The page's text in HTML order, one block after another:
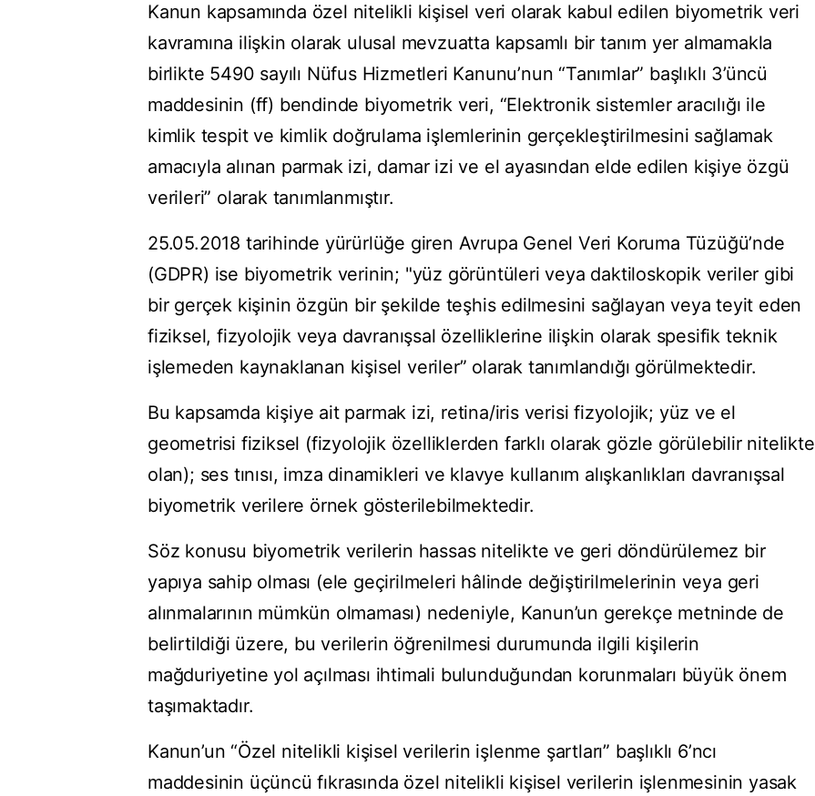
Kanun kapsamında özel nitelikli kişisel veri olarak kabul edilen biyometrik veri
kavramına ilişkin olarak ulusal mevzuatta kapsamlı bir tanım yer almamakla
birlikte 5490 sayılı Nüfus Hizmetleri Kanunu’nun “Tanımlar” başlıklı 3’üncü
maddesinin (ff) bendinde biyometrik veri, “Elektronik sistemler aracılığı ile
kimlik tespit ve kimlik doğrulama işlemlerinin gerçekleştirilmesini sağlamak
amacıyla alınan parmak izi, damar izi ve el ayasından elde edilen kişiye özgü
verileri” olarak tanımlanmıştır.
25.05.2018 tarihinde yürürlüğe giren Avrupa Genel Veri Koruma Tüzüğü’nde
(GDPR) ise biyometrik verinin; "yüz görüntüleri veya daktiloskopik veriler gibi
bir gerçek kişinin özgün bir şekilde teşhis edilmesini sağlayan veya teyit eden
fiziksel, fizyolojik veya davranışsal özelliklerine ilişkin olarak spesifik teknik
işlemeden kaynaklanan kişisel veriler” olarak tanımlandığı görülmektedir.
Bu kapsamda kişiye ait parmak izi, retina/iris verisi fizyolojik; yüz ve el
geometrisi fiziksel (fizyolojik özelliklerden farklı olarak gözle görülebilir nitelikte
olan); ses tınısı, imza dinamikleri ve klavye kullanım alışkanlıkları davranışsal
biyometrik verilere örnek gösterilebilmektedir.
Söz konusu biyometrik verilerin hassas nitelikte ve geri döndürülemez bir
yapıya sahip olması (ele geçirilmeleri hâlinde değiştirilmelerinin veya geri
alınmalarının mümkün olmaması) nedeniyle, Kanun’un gerekçe metninde de
belirtildiği üzere, bu verilerin öğrenilmesi durumunda ilgili kişilerin
mağduriyetine yol açılması ihtimali bulunduğundan korunmaları büyük önem
taşımaktadır.
Kanun’un “Özel nitelikli kişisel verilerin işlenme şartları” başlıklı 6’ncı
maddesinin üçüncü fıkrasında özel nitelikli kişisel verilerin işlenmesinin yasak